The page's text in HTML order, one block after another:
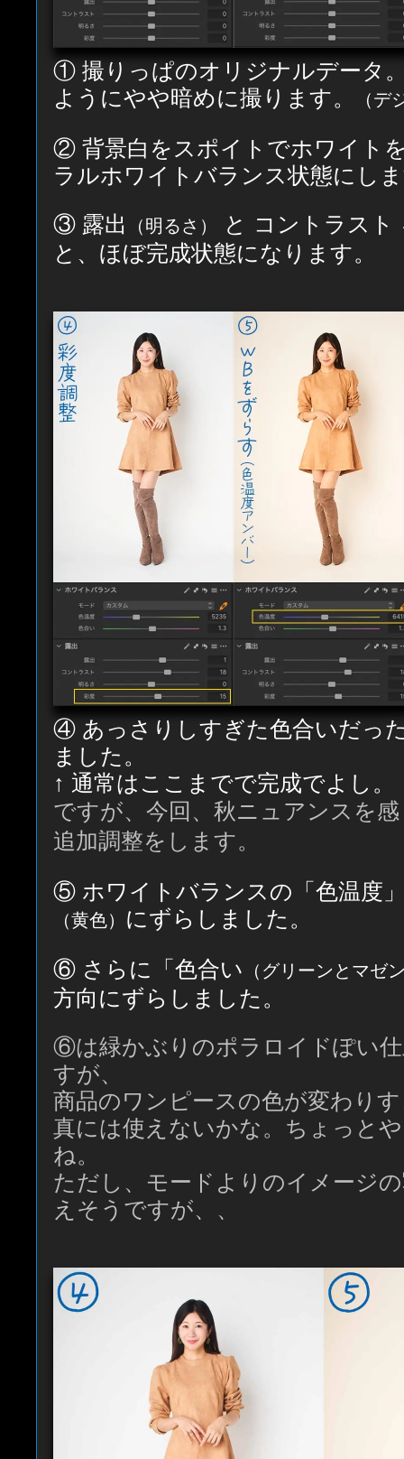
① 撮りっぱのオリジナルデータ
ようにやや暗めに撮ります。
（デ
② 背景白をスポイトでホワイト
ラルホワイトバランス状態にし
③ 露出
（明るさ）
と コントラスト
と、ほぼ完成状態になります。
④ あっさりしすぎた色合いだっ
ました。
↑ 通常はここまでで完成でよし。
ですが、今回、秋ニュアンスを
追加調整をします。
⑤ ホワイトバランスの「色温度
（黄色） にずらしました。
⑥ さらに「色合い （グリーンとマゼ
方向にずらしました。
⑥は緑かぶりのポラロイドぽい
すが、
商品のワンピースの色が変わり
真には使えないかな。ちょっと
ね。
ただし、モードよりのイメージ
えそうですが、、